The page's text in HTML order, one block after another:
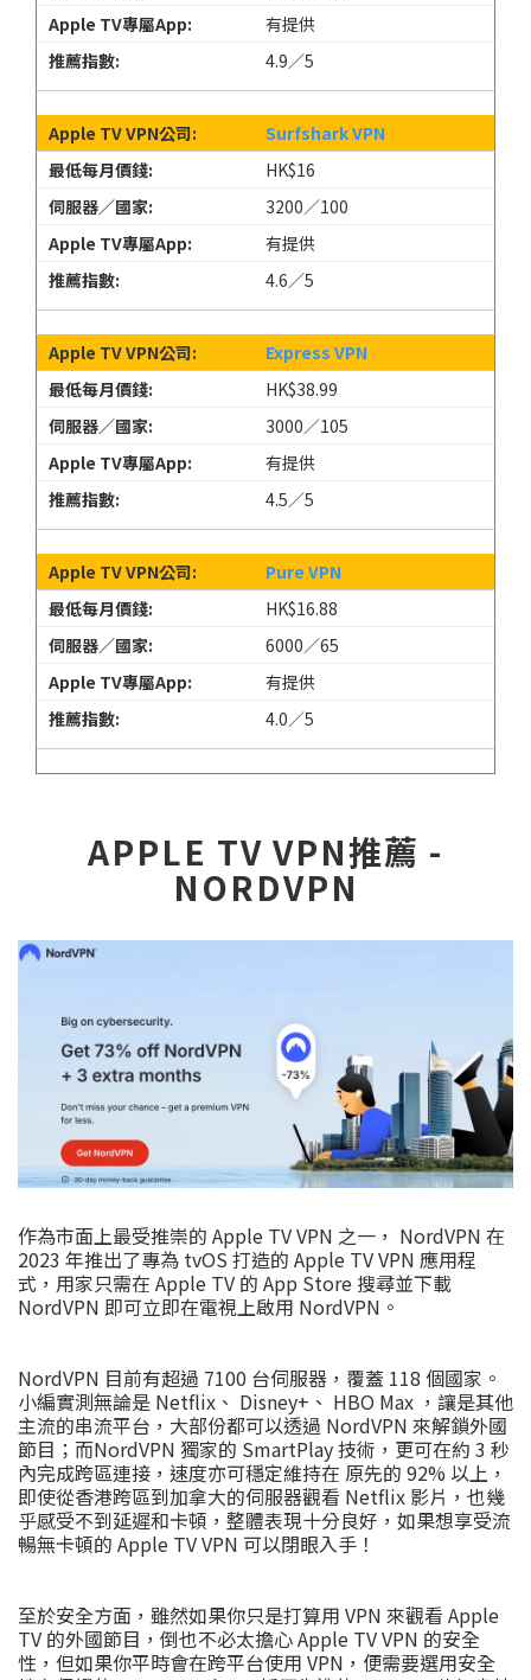
有提供
4.9／5
Surfshark VPN
HK$16
3200／100
有提供
4.6／5
Express VPN
HK$38.99
3000／105
有提供
4.5／5
Pure VPN
HK$16.88
6000／65
有提供
4.0／5
APPLE TV VPN推薦 -
NORDVPN
作為市面上最受推崇的 Apple TV VPN 之一， NordVPN 在
2023 年推出了專為 tvOS 打造的 Apple TV VPN 應用程
式，用家只需在 Apple TV 的 App Store 搜尋並下載
NordVPN 即可立即在電視上啟用 NordVPN。
NordVPN 目前有超過 7100 台伺服器，覆蓋 118 個國家。
小編實測無論是 Netflix、 Disney+、 HBO Max ，讓是其他
主流的串流平台，大部份都可以透過 NordVPN 來解鎖外國
節目；而NordVPN 獨家的 SmartPlay 技術，更可在約 3 秒
內完成跨區連接，速度亦可穩定維持在 原先的 92% 以上，
即使從香港跨區到加拿大的伺服器觀看 Netflix 影片，也幾
乎感受不到延遲和卡頓，整體表現十分良好，如果想享受流
暢無卡頓的 Apple TV VPN 可以閉眼入手！
至於安全方面，雖然如果你只是打算用 VPN 來觀看 Apple
TV 的外國節目，倒也不必太擔心 Apple TV VPN 的安全
性，但如果你平時會在跨平台使用 VPN，便需要選用安全